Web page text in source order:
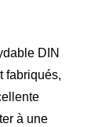
DIN
fabriqués,
à une